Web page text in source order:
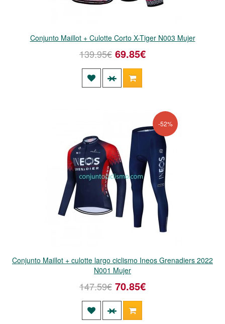
Conjunto Maillot + Culotte Corto X-Tiger N003 Mujer
139.95€ 69.85€
-52%
Conjunto Maillot + culotte largo ciclismo Ineos Grenadiers 2022
N001 Mujer
147.59€ 70.85€